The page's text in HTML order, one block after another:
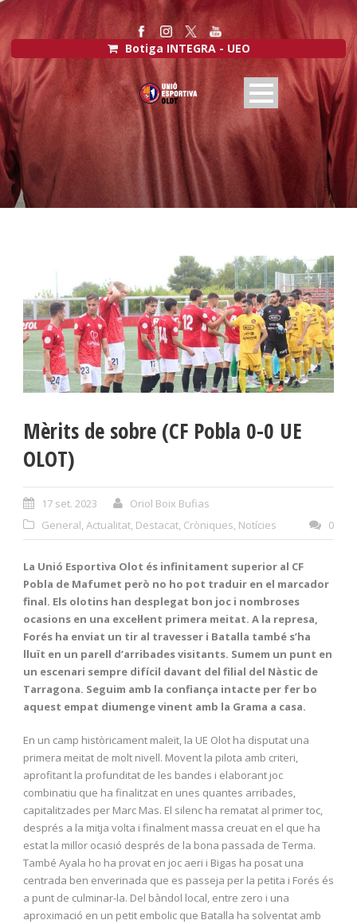
Botiga INTEGRA - UEO
Mèrits de sobre (CF Pobla 0-0 UE
OLOT)
17 set. 2023
Oriol Boix Bufias
General, Actualitat, Destacat, Cròniques, Notícies 0
La Unió Esportiva Olot és infinitament superior al CF
Pobla de Mafumet però no ho pot traduir en el marcador
final. Els olotins han desplegat bon joc i nombroses
ocasions en una excel·lent primera meitat. A la represa,
Forés ha enviat un tir al travesser i Batalla també s’ha
lluït en un parell d’arribades visitants. Sumem un punt en
un escenari sempre difícil davant del filial del Nàstic de
Tarragona. Seguim amb la confiança intacte per fer bo
aquest empat diumenge vinent amb la Grama a casa.
En un camp històricament maleït, la UE Olot ha disputat una
primera meitat de molt nivell. Movent la pilota amb criteri,
aprofitant la profunditat de les bandes i elaborant joc
combinatiu que ha finalitzat en unes quantes arribades,
capitalitzades per Marc Mas. El silenc ha rematat al primer toc,
després a la mitja volta i finalment massa creuat en el que ha
estat la millor ocasió després de la bona passada de Terma.
També Ayala ho ha provat en joc aeri i Bigas ha posat una
centrada ben enverinada que es passeja per la petita i Forés és
a punt de culminar-la. Del bàndol local, entre zero i una
aproximació en un petit embolic que Batalla ha solventat amb